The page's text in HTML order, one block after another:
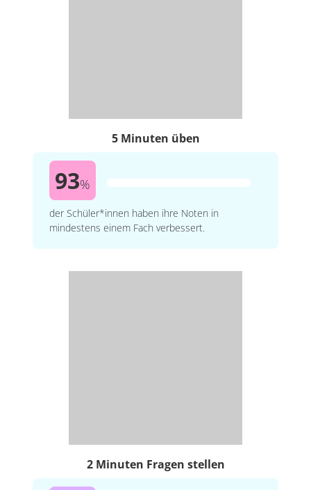
5 Minuten üben
93%
der Schüler*innen haben ihre Noten in
mindestens einem Fach verbessert.
2 Minuten Fragen stellen